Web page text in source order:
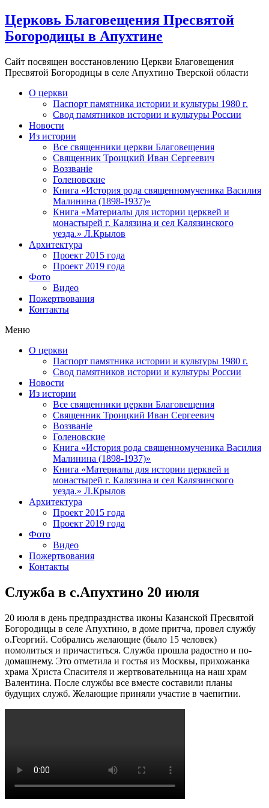
Церковь Благовещения Пресвятой
Богородицы в Апухтине
Сайт посвящен восстановлению Церкви Благовещения
Пресвятой Богородицы в селе Апухтино Тверской области
О церкви
Паспорт памятника истории и культуры 1980 г.
Свод памятников истории и культуры России
Новости
Из истории
Все священники церкви Благовещения
Священник Троицкий Иван Сергеевич
Воззванiе
Голеновские
Книга «История рода священномученика Василия
Малинина (1898-1937)»
Книга «Материалы для истории церквей и
монастырей г. Калязина и сел Калязинского
уезда.» Л.Крылов
Архитектура
Проект 2015 года
Проект 2019 года
Фото
Видео
Пожертвования
Контакты
Меню
О церкви
Паспорт памятника истории и культуры 1980 г.
Свод памятников истории и культуры России
Новости
Из истории
Все священники церкви Благовещения
Священник Троицкий Иван Сергеевич
Воззванiе
Голеновские
Книга «История рода священномученика Василия
Малинина (1898-1937)»
Книга «Материалы для истории церквей и
монастырей г. Калязина и сел Калязинского
уезда.» Л.Крылов
Архитектура
Проект 2015 года
Проект 2019 года
Фото
Видео
Пожертвования
Контакты
Служба в с.Апухтино 20 июля
20 июля в день предпразднства иконы Казанской Пресвятой
Богородицы в селе Апухтино, в доме притча, провел службу
о.Георгий. Собрались желающие (было 15 человек)
помолиться и причаститься. Служба прошла радостно и по-
домашнему. Это отметила и гостья из Москвы, прихожанка
храма Христа Спасителя и жертвовательница на наш храм
Валентина. После службы все вместе составили планы
будущих служб. Желающие приняли участие в чаепитии.